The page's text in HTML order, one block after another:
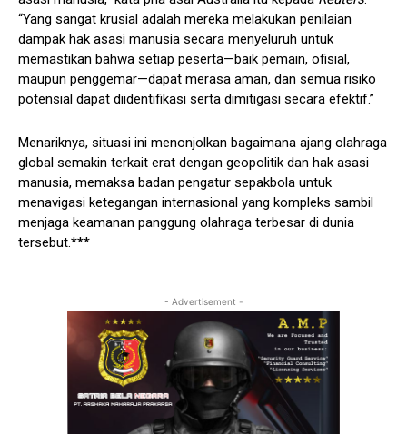
“Yang sangat krusial adalah mereka melakukan penilaian
dampak hak asasi manusia secara menyeluruh untuk
memastikan bahwa setiap peserta—baik pemain, ofisial,
maupun penggemar—dapat merasa aman, dan semua risiko
potensial dapat diidentifikasi serta dimitigasi secara efektif.”
Menariknya, situasi ini menonjolkan bagaimana ajang olahraga
global semakin terkait erat dengan geopolitik dan hak asasi
manusia, memaksa badan pengatur sepakbola untuk
menavigasi ketegangan internasional yang kompleks sambil
menjaga keamanan panggung olahraga terbesar di dunia
tersebut.***
- Advertisement -